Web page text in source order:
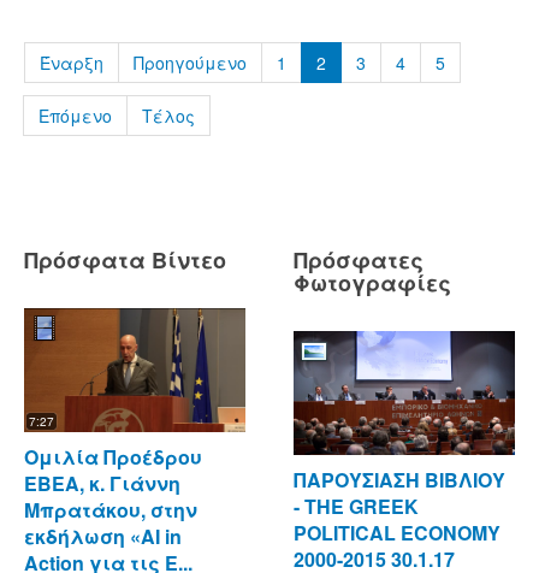
Έναρξη Προηγούμενο 1 2 3 4 5
Επόμενο Τέλος
Πρόσφατα Βίντεο
7:27
Ομιλία Προέδρου
ΕΒΕΑ, κ. Γιάννη
Μπρατάκου, στην
εκδήλωση «AI in
Action για τις Ε...
Πρόσφατες
Φωτογραφίες
ΠΑΡΟΥΣΙΑΣΗ ΒΙΒΛΙΟΥ
- ΤΗΕ GREEK
POLITICAL ECONOMY
2000-2015 30.1.17